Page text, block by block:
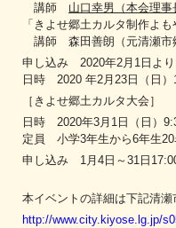
講師 山口幸男（本会理事
「きよせ郷土カルタ制作よも
講師 森田善朗（元清瀬市
申し込み 2020年2月1日よ
日時 2020 年2月23日（日）
［きよせ郷土カルタ大会］
日時 2020年3月1日（日）
定員 小学3年生から6年生20
申し込み 1月4日～31日
本イベントの詳細は下記清瀬
http://www.city.kiyose.lg.jp/